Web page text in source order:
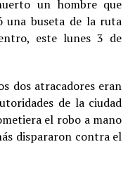
un hombre que
una buseta de la ruta
este lunes 3 de
dos atracadores eran
de la ciudad
el robo a mano
dispararon contra el